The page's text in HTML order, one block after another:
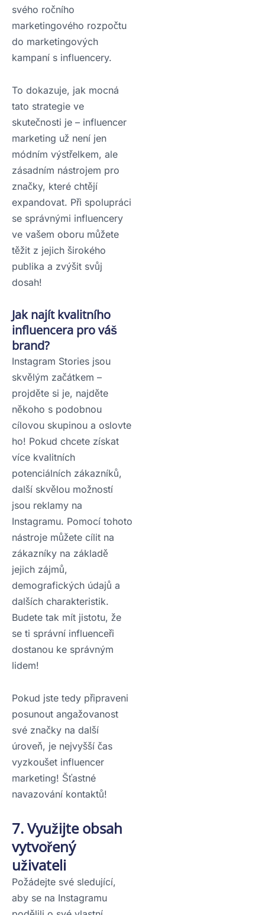
svého ročního
marketingového rozpočtu
do marketingových
kampaní s influencery.
To dokazuje, jak mocná
tato strategie ve
skutečnosti je – influencer
marketing už není jen
módním výstřelkem, ale
zásadním nástrojem pro
značky, které chtějí
expandovat. Při spolupráci
se správnými influencery
ve vašem oboru můžete
těžit z jejich širokého
publika a zvýšit svůj
dosah!
Jak najít kvalitního
influencera pro váš
brand?
Instagram Stories jsou
skvělým začátkem –
projděte si je, najděte
někoho s podobnou
cílovou skupinou a oslovte
ho! Pokud chcete získat
více kvalitních
potenciálních zákazníků,
další skvělou možností
jsou reklamy na
Instagramu. Pomocí tohoto
nástroje můžete cílit na
zákazníky na základě
jejich zájmů,
demografických údajů a
dalších charakteristik.
Budete tak mít jistotu, že
se ti správní influenceři
dostanou ke správným
lidem!
Pokud jste tedy připraveni
posunout angažovanost
své značky na další
úroveň, je nejvyšší čas
vyzkoušet influencer
marketing! Šťastné
navazování kontaktů!
7. Využijte obsah
vytvořený
uživateli
Požádejte své sledující,
aby se na Instagramu